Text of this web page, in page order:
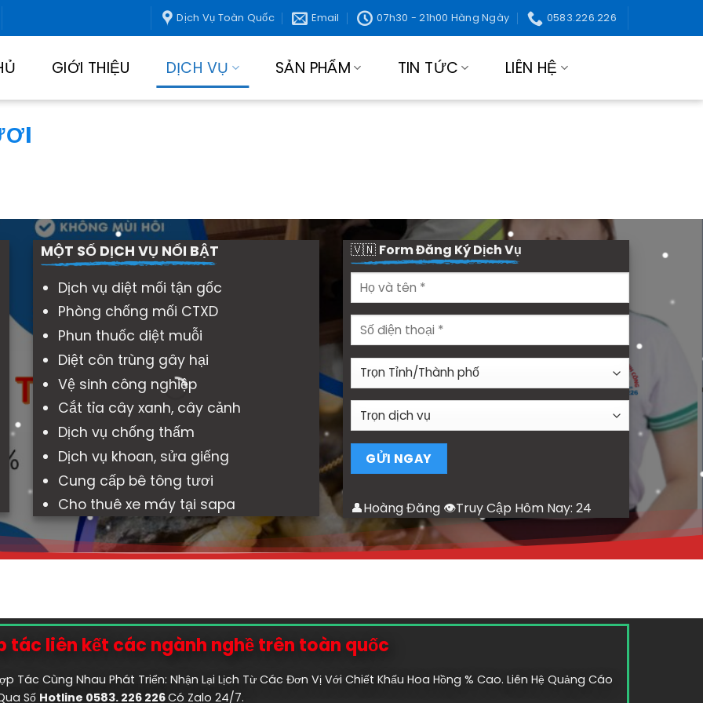
Dịch Vụ Toàn Quốc Email 07h30 - 21h00 Hàng Ngày 0583.226.226
GIỚI THIỆU DỊCH VỤ SẢN PHẨM TIN TỨC LIÊN HỆ
MỘT SỐ DỊCH VỤ NỔI BẬT
Dịch vụ diệt mối tận gốc
Phòng chống mối CTXD
Phun thuốc diệt muỗi
Diệt côn trùng gây hại
Vệ sinh công nghiệp
Cắt tỉa cây xanh, cây cảnh
Dịch vụ chống thấm
Dịch vụ khoan, sửa giếng
Cung cấp bê tông tươi
Cho thuê xe máy tại sapa
🇻🇳 Form Đăng Ký Dịch Vụ
👤Hoàng Đăng 👁Truy Cập Hôm Nay: 24
tác liên kết các ngành nghề trên toàn quốc
Tác Cùng Nhau Phát Triển: Nhận Lại Lịch Từ Các Đơn Vị Với Chiết Khấu Hoa Hồng % Cao. Liên Hệ Quảng Cáo
Số Hotline 0583. 226 226Có Zalo 24/7.